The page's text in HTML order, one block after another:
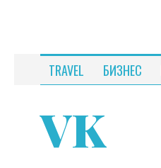
TRAVEL БИЗНЕС
VK